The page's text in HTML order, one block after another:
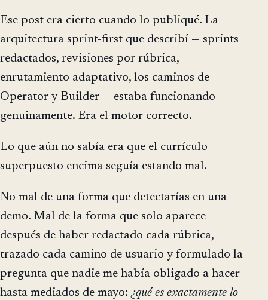
Ese post era cierto cuando lo publiqué. La
arquitectura sprint-first que describí — sprints
redactados, revisiones por rúbrica,
enrutamiento adaptativo, los caminos de
Operator y Builder — estaba funcionando
genuinamente. Era el motor correcto.
Lo que aún no sabía era que el currículo
superpuesto encima seguía estando mal.
No mal de una forma que detectarías en una
demo. Mal de la forma que solo aparece
después de haber redactado cada rúbrica,
trazado cada camino de usuario y formulado la
pregunta que nadie me había obligado a hacer
hasta mediados de mayo:¿qué es exactamente lo